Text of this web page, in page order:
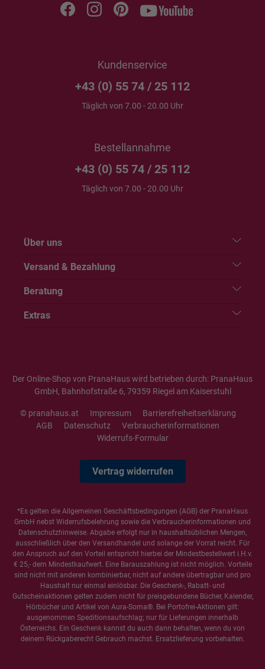
Kundenservice
+43 (0) 55 74 / 25 112
Täglich von 7.00 - 20.00 Uhr
Bestellannahme
+43 (0) 55 74 / 25 112
Täglich von 7.00 - 20.00 Uhr
Über uns
Versand & Bezahlung
Beratung
Extras
Der Online-Shop von PranaHaus wird betrieben durch: PranaHaus
GmbH, Bahnhofstraße 6, 79359 Riegel am Kaiserstuhl
© pranahaus.at Impressum
Barrierefreiheitserklärung
AGB
Datenschutz
Verbraucherinformationen
Widerrufs-Formular
Vertrag widerrufen
*Es gelten die Allgemeinen Geschäftsbedingungen (AGB) der PranaHaus
GmbH nebst Widerrufsbelehrung sowie die Verbraucherinformationen und
Datenschutzhinweise. Abgabe erfolgt nur in haushaltsüblichen Mengen,
ausschließlich über den Versandhandel und solange der Vorrat reicht. Für
den Anspruch auf den Vorteil entspricht hierbei der Mindestbestellwert i.H.v.
€ 25,- dem Mindestkaufwert. Eine Barauszahlung ist nicht möglich. Vorteile
sind nicht mit anderen kombinierbar, nicht auf andere übertragbar und pro
Haushalt nur einmal einlösbar. Die Geschenk-, Rabatt- und
Gutscheinaktionen gelten zudem nicht für preisgebundene Bücher, Kalender,
Hörbücher und Artikel von Aura-Soma®. Bei Portofrei-Aktionen gilt:
ausgenommen Speditionsaufschlag; nur für Lieferungen innerhalb
Österreichs. Ein Geschenk kannst du auch dann behalten, wenn du von
deinem Rückgaberecht Gebrauch machst. Ersatzlieferung vorbehalten.